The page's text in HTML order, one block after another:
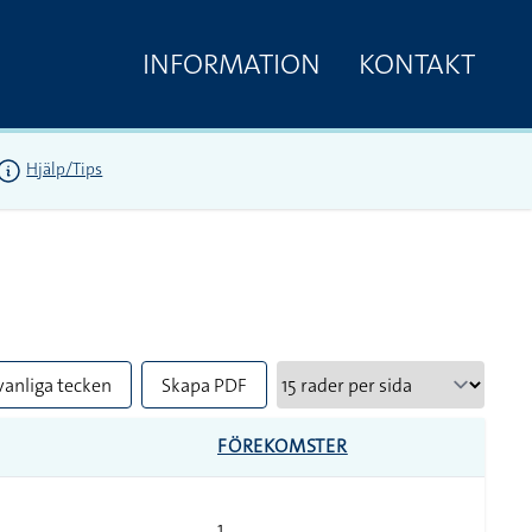
INFORMATION KONTAKT
Hjälp/Tips
tecken Skapa PDF
FÖREKOMSTER